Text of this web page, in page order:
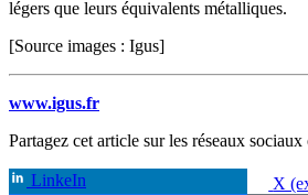
légers que leurs équivalents métalliques.
[Source images : Igus]
www.igus.fr
Partagez cet article sur les réseaux
LinkeIn
X